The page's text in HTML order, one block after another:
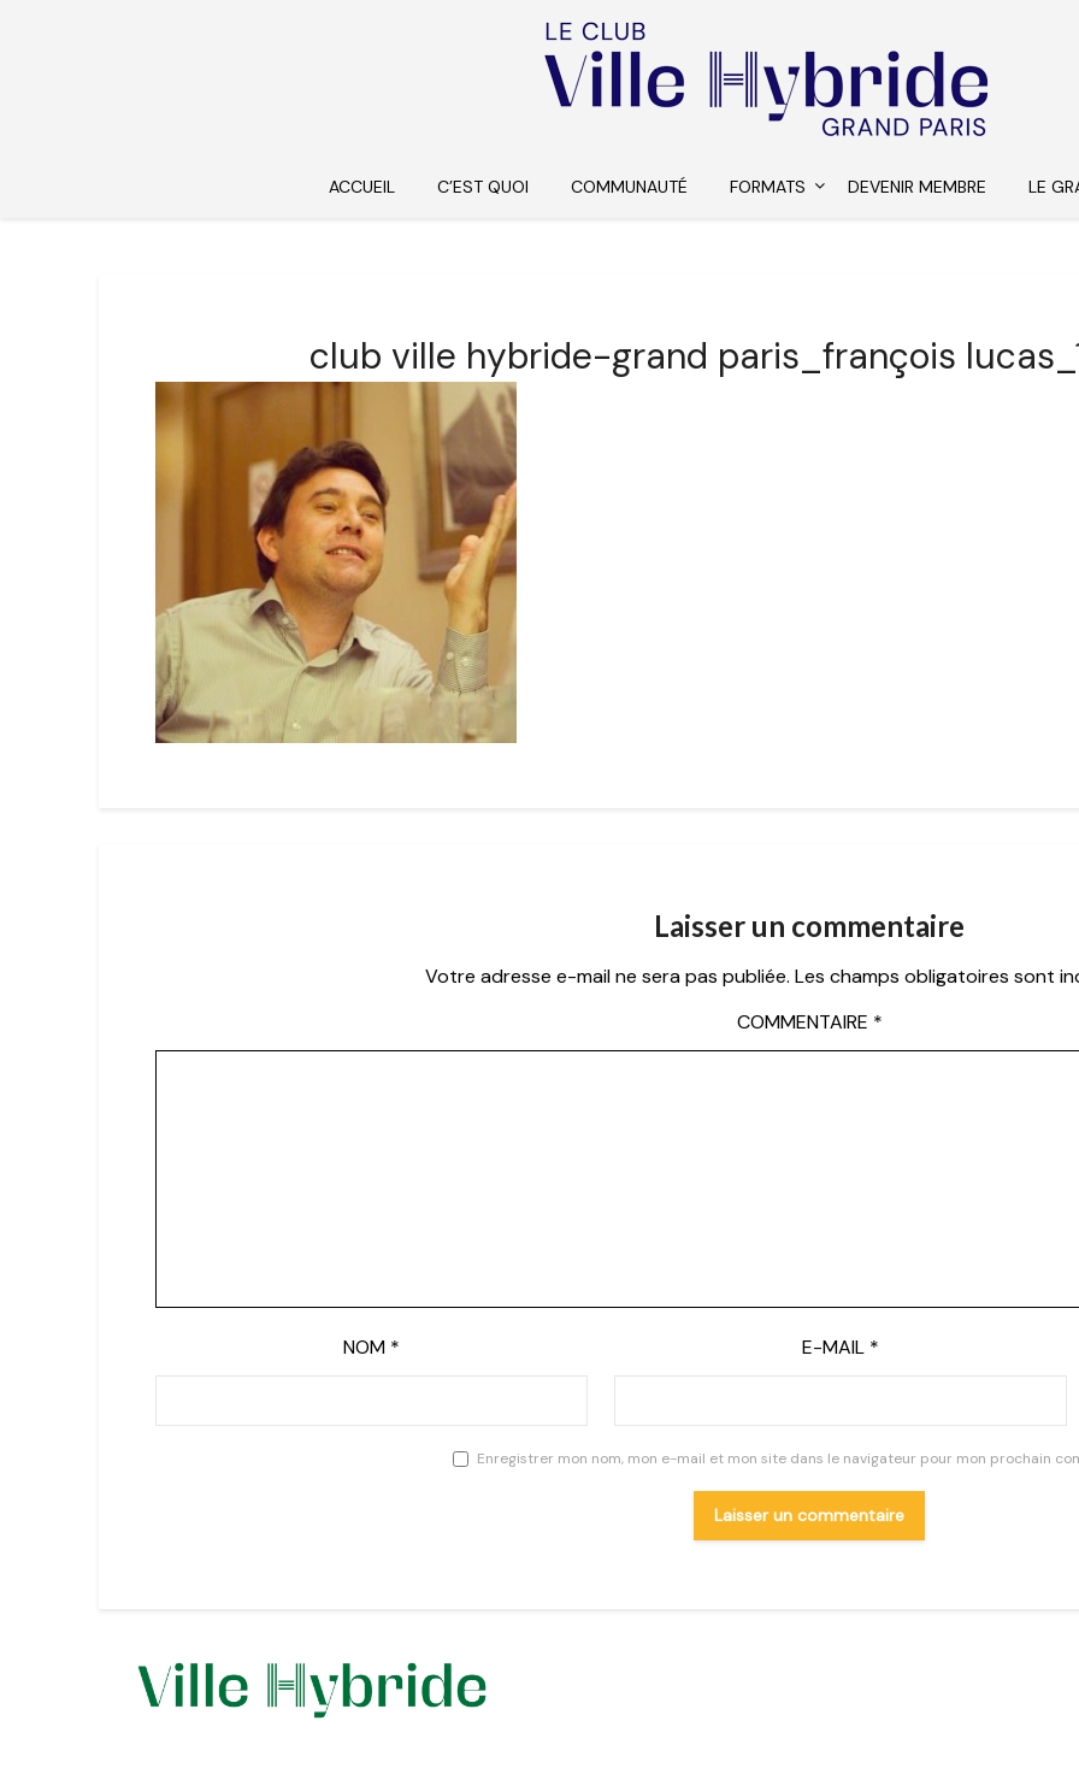
ACCUEIL C’EST QUOI COMMUNAUTÉ FORMATS DEVENIR MEMBRE LE
club ville hybride-grand paris_françois
Laisser un commentaire
Votre adresse e-mail ne sera pas publiée. Les champs obligatoires sont
COMMENTAIRE *
NOM * E-MAIL *
Enregistrer mon nom, mon e-mail et mon site dans le navigateur pour mon prochain